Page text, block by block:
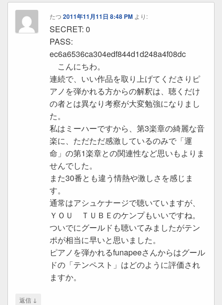
たつ 2011年11月11日 8:48 PM より:
SECRET: 0
PASS:
ec6a6536ca304edf844d1d248a4f08dc
こんにちわ。
連続で、いい作品を取り上げてくださりピ
アノを弾かれる方からの解釈は、聴くだけ
の者とは異なり考察が大変勉強になりまし
た。
私はミーハーですから、第3楽章の綺麗な音
楽に、ただただ感激しているのみで「運
命」の第1楽章との関連性など思いもよりま
せんでした。
また30番とも違う情熱や激しさを感じま
す。
通常はアシュケナージで聴いていますが、
ＹＯＵ ＴＵＢＥのケンプもいいですね。
ついでにグールドも聴いてみましたがテン
ポが相当に早いと思いました。
ピアノを弾かれるfunapeeさんからはグール
ドの「テンペスト」はどのように評価され
ますか。
返信 ↓